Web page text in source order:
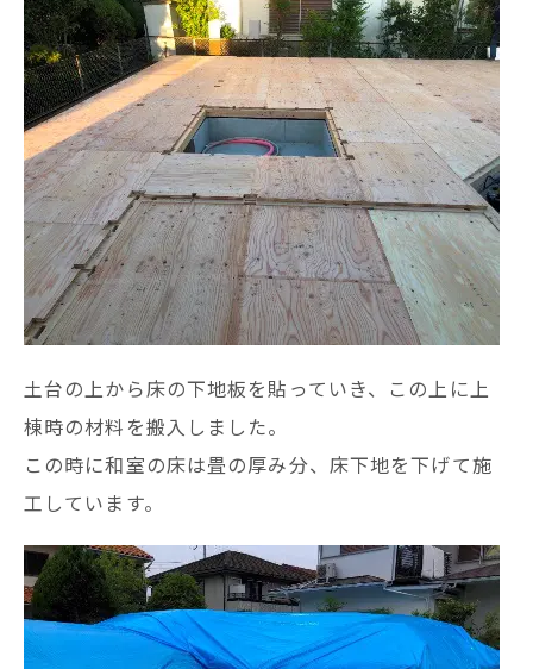
土台の上から床の下地板を貼っていき、この上に上
棟時の材料を搬入しました。
この時に和室の床は畳の厚み分、床下地を下げて施
工しています。